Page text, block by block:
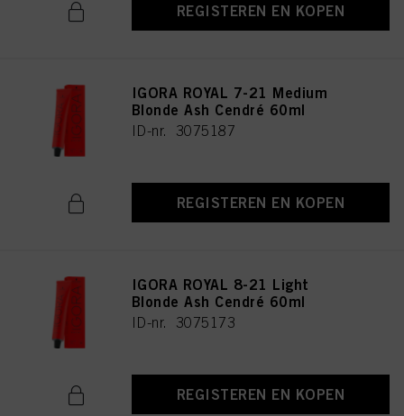
REGISTEREN EN KOPEN
IGORA ROYAL 7-21 Medium
Blonde Ash Cendré 60ml
ID-nr. 3075187
REGISTEREN EN KOPEN
IGORA ROYAL 8-21 Light
Blonde Ash Cendré 60ml
ID-nr. 3075173
REGISTEREN EN KOPEN